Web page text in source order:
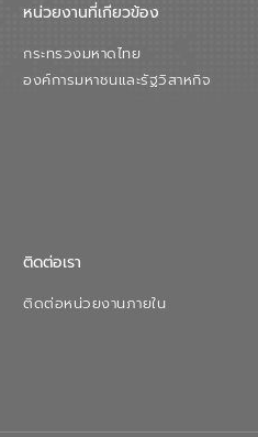
สมดุลทางเศรษฐกิจและสิ่งแวดล้อมได้อย่าง
ภาคเอกชนในครั้งนี้ นับเป็นก้าวสำคัญของ
องค์การจัดการน้ำเสีย (อจน.) ในการร่วมวาง
หน่วยงานที่เกียวข้อง
กระทรวงมหาดไทย
องค์การมหาชนและรัฐวิสาหกิจ
ติดต่อเรา
ติดต่อหน่วยงานภายใน